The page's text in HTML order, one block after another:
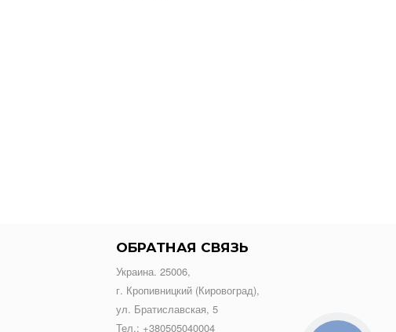
ОБРАТНАЯ СВЯЗЬ
Украина. 25006,
г. Кропивницкий (Кировоград),
ул. Братиславская, 5
Тел.: +380505040004